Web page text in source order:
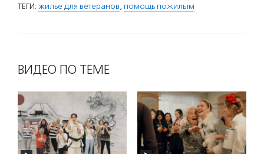
ТЕГИ: жилье для ветеранов, помощь пожилым
ВИДЕО ПО ТЕМЕ